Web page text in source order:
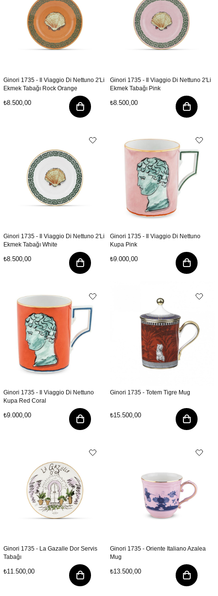
Ginori 1735 - Il Viaggio Di Nettuno 2'Li
Ekmek Tabağı Rock Orange
₺8.500,00
Ginori 1735 - Il Viaggio Di Nettuno 2'Li
Ekmek Tabağı Pink
₺8.500,00
Ginori 1735 - Il Viaggio Di Nettuno 2'Li
Ekmek Tabağı White
₺8.500,00
Ginori 1735 - Il Viaggio Di Nettuno
Kupa Pink
₺9.000,00
Ginori 1735 - Il Viaggio Di Nettuno
Kupa Red Coral
₺9.000,00
Ginori 1735 - Totem Tigre Mug
₺15.500,00
Ginori 1735 - La Gazalle Dor Servis
Tabağı
₺11.500,00
Ginori 1735 - Oriente Italiano Azalea
Mug
₺13.500,00